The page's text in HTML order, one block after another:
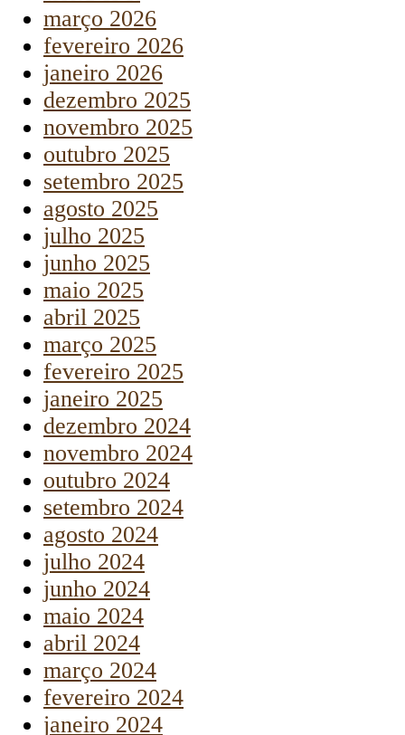
março 2026
fevereiro 2026
janeiro 2026
dezembro 2025
novembro 2025
outubro 2025
setembro 2025
agosto 2025
julho 2025
junho 2025
maio 2025
abril 2025
março 2025
fevereiro 2025
janeiro 2025
dezembro 2024
novembro 2024
outubro 2024
setembro 2024
agosto 2024
julho 2024
junho 2024
maio 2024
abril 2024
março 2024
fevereiro 2024
janeiro 2024